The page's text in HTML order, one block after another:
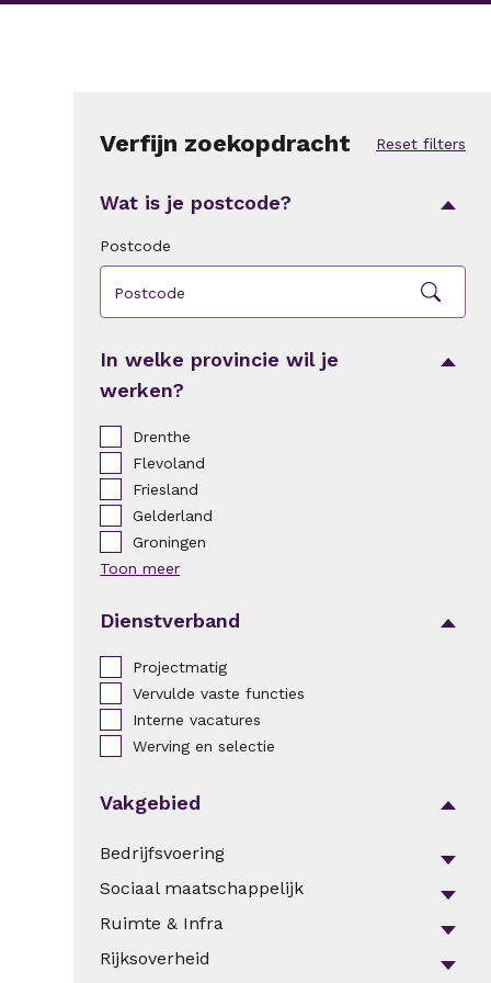
Verfijn zoekopdracht Reset filters
Wat is je postcode?
Postcode
In welke provincie wil je
werken?
Drenthe
Flevoland
Friesland
Gelderland
Groningen
Toon meer
Dienstverband
Projectmatig
Vervulde vaste functies
Interne vacatures
Werving en selectie
Vakgebied
Bedrijfsvoering
Sociaal maatschappelijk
Ruimte & Infra
Rijksoverheid